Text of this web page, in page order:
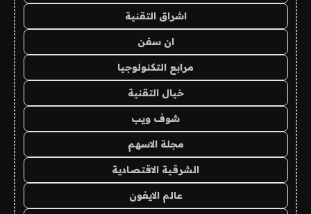
اشراق التقنية
ان سفن
مرابع التكنولوجيا
خيال التقنية
شوف ويب
مجلة الاسهم
الشرقية الاقتصادية
عالم الايفون